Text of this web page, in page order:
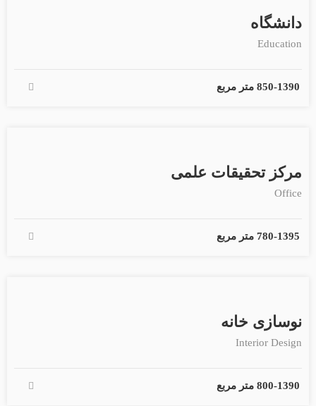
دانشگاه
Education
1390
-850 متر مربع
مرکز تحقیقات علمی
Office
1395
-780 متر مربع
نوسازی خانه
Interior Design
1390
-800 متر مربع